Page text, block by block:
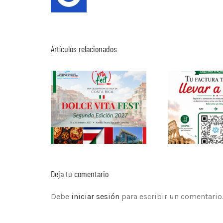
Artículos relacionados
Deja tu comentario
Debe iniciar sesión para escribir un comentario.